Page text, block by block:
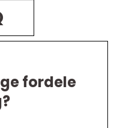
fordele